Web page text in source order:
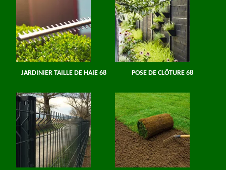
JARDINIER TAILLE DE HAIE 68 POSE DE CLÔTURE 68